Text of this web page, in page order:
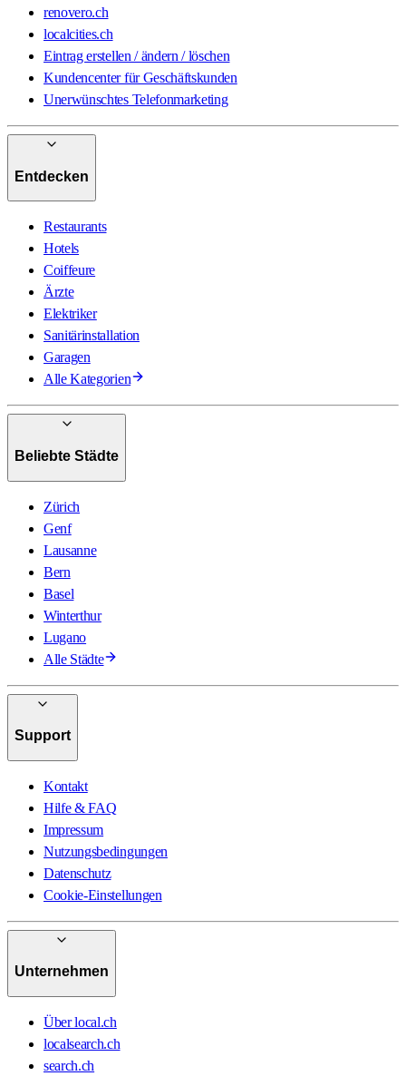
renovero.ch
localcities.ch
Eintrag erstellen / ändern / löschen
Kundencenter für Geschäftskunden
Unerwünschtes Telefonmarketing
Entdecken
Restaurants
Hotels
Coiffeure
Ärzte
Elektriker
Sanitärinstallation
Garagen
Alle Kategorien
Beliebte Städte
Zürich
Genf
Lausanne
Bern
Basel
Winterthur
Lugano
Alle Städte
Support
Kontakt
Hilfe & FAQ
Impressum
Nutzungsbedingungen
Datenschutz
Cookie-Einstellungen
Unternehmen
Über local.ch
localsearch.ch
search.ch